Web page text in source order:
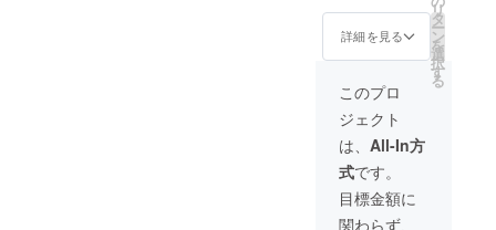
くださ
い。 ＊
このリ
ターン
は
500,000
円/200,
000
円/300,
000円の
リター
ンと同
ブメー
ル冬号
掲載 備
考欄の
入力必
須です
・ご支
援時、
掲載ご
希望の
お名前
を備考
証明
書】 ★
ご希望
の方
【HPに
お名前
を掲
載】
【法人
の機関
紙にお
名前を
詳細を見る
リ
タ
ー
ン
を
選
択
す
る
このプロ
ジェクト
は、 All-In方
式です。
目標金額に
関わらず、